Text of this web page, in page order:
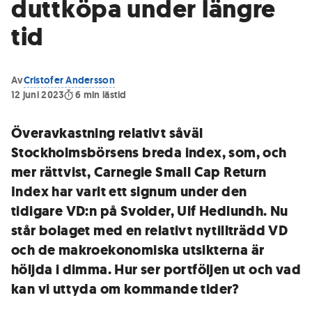
duttköpa under längre
tid
AvCristofer Andersson
12 juni 2023
6 min lästid
Överavkastning relativt såväl
Stockholmsbörsens breda index, som, och
mer rättvist, Carnegie Small Cap Return
Index har varit ett signum under den
tidigare VD:n på Svolder, Ulf Hedlundh. Nu
står bolaget med en relativt nytillträdd VD
och de makroekonomiska utsikterna är
höljda i dimma. Hur ser portföljen ut och vad
kan vi uttyda om kommande tider?